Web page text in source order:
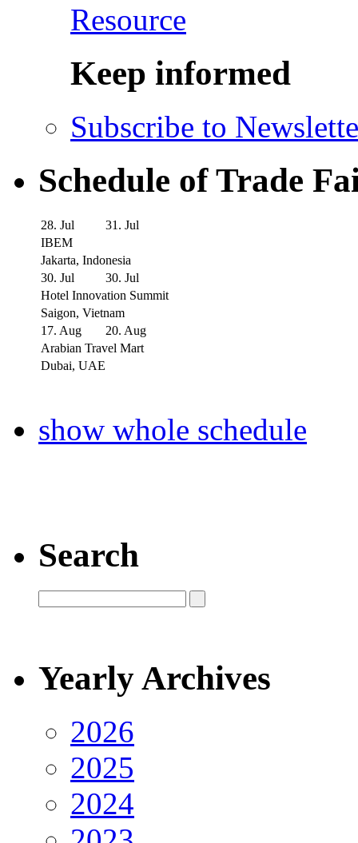
Resource
Keep informed
Subscribe to
Schedule of Trade
28. Jul
31. Jul
IBEM
Jakarta, Indonesia
30. Jul
30. Jul
Hotel Innovation Summit
Saigon, Vietnam
17. Aug
20. Aug
Arabian Travel Mart
Dubai, UAE
show whole schedule
Search
Yearly Archives
2026
2025
2024